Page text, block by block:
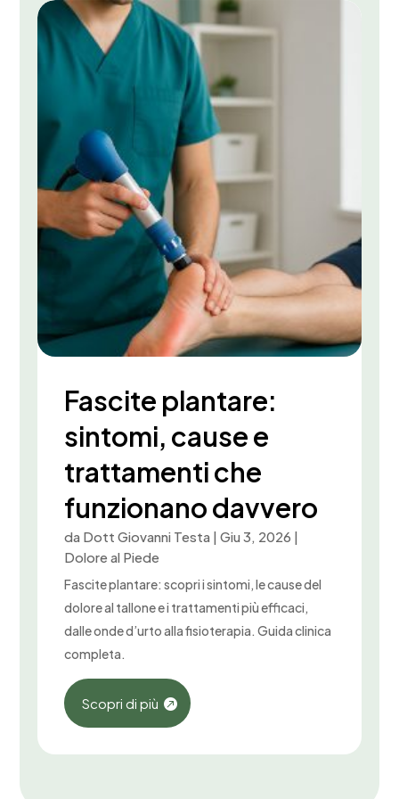
Fascite plantare:
sintomi, cause e
trattamenti che
funzionano davvero
da Dott Giovanni Testa |Giu 3, 2026 |
Dolore al Piede
Fascite plantare: scopri i sintomi, le cause del
dolore al tallone e i trattamenti più efficaci,
dalle onde d’urto alla fisioterapia. Guida clinica
completa.
Scopri di più